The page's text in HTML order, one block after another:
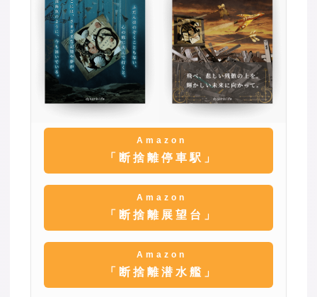
Amazon
「断捨離停車駅」
Amazon
「断捨離展望台」
Amazon
「断捨離潜水艦」